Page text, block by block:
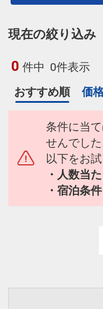
現在の絞り込み
0 件中 0件表示
おすすめ順
価
条件に当
せんでした
以下をお試
・人数当
・宿泊条